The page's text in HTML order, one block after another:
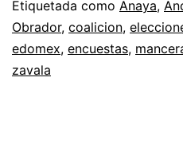
Etiquetada como Anaya,
Obrador, coalicion,
edomex, encuestas,
zavala